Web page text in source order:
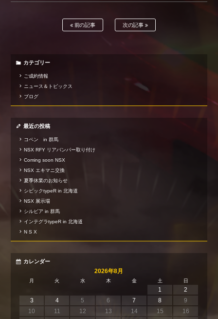
前の記事 次の記事
カテゴリー
ご成約情報
ニュース＆トピックス
ブログ
最近の投稿
コペン in 群馬
NSX RFY リアバンパー取り付け
Coming soon NSX
NSX エキマニ交換
夏季休業のお知らせ
シビックtypeR in 北海道
NSX 展示場
シルビア in 群馬
インテグラtypeR in 北海道
N S X
カレンダー
2026年8月
月 火 水 木 金 土 日
1
2
3
4 5 6 7 8
9
10
11 12 13 14 15
16